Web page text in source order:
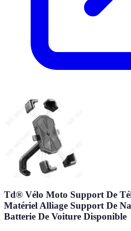
Td® Vélo Moto Support De
Matériel Alliage Support De
Batterie De Voiture Disponible